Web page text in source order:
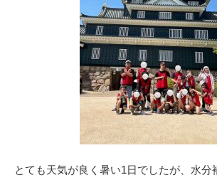
とても天気が良く暑い1日でしたが、水分